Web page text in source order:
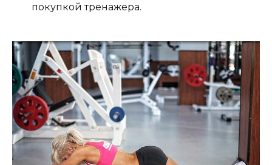
покупкой тренажера.